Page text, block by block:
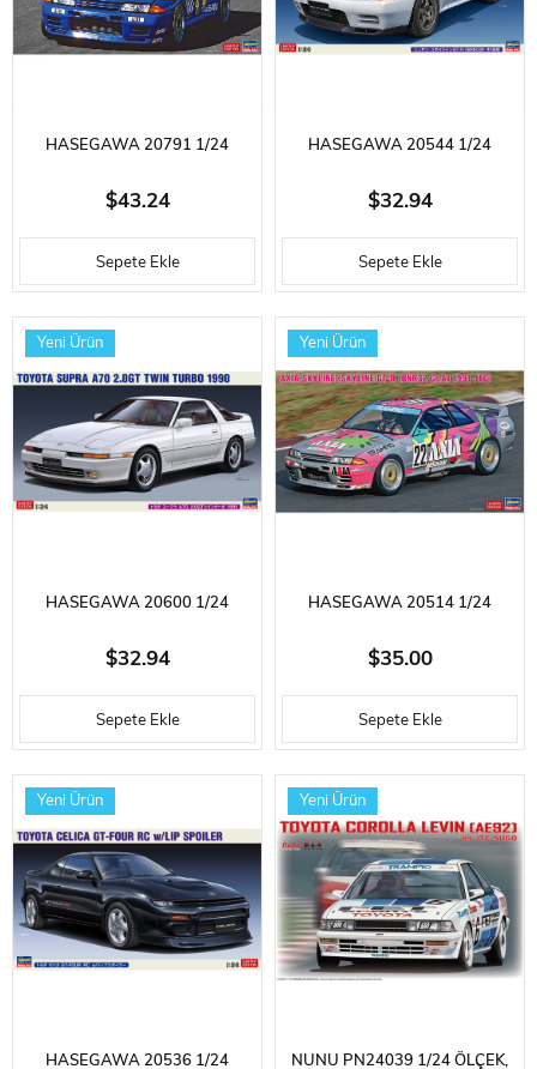
HASEGAWA 20791 1/24
ÖLÇEK, TRAMPIO NISSAN
SKYLINE T-R [BNR32 GR.A]
1990 INTER TEC), YARIŞ ARACI
PLASTIK MODEL KITI
$43.24
Sepete Ekle
HASEGAWA 20544 1/24
ÖLÇEK, NISSAN SKYLINE GT-R
(BNR32) MIDDLE/LATE
(1991/1993), OTOMOBIL
PLASTIK MODEL KITI
$32.94
Sepete Ekle
HASEGAWA 20600 1/24
ÖLÇEK, TOYOTA SUPRA A70
2.0GT TWIN TURBO 1990,
OTOMOBIL PLASTIK MODEL
$32.94
Sepete Ekle
Yeni Ürün
HASEGAWA 20514 1/24
ÖLÇEK, SKYLINE GT-R [BNR32
GR.A] 1991 GTC, YARIŞ ARACI
PLASTIK MODEL KITI
$35.00
Sepete Ekle
Yeni Ürün
HASEGAWA 20536 1/24
Yeni Ürün
NUNU PN24039 1/24 ÖLÇEK,
Yeni Ürün